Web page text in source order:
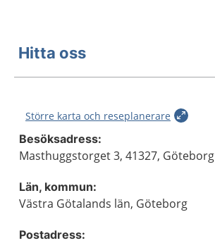
Hitta oss
Större karta och reseplanerare
Besöksadress:
Masthuggstorget 3, 41327, Göteborg
Län, kommun:
Västra Götalands län, Göteborg
Postadress: